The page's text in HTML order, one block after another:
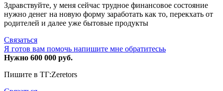
Здравствуйте, у меня сейчас трудное финансовое состояние
нужно денег на новую форму заработать как то, перекхать от
родителей и далее уже бытовые продукты
Связаться
Я готов вам помочь напишите мне обратитесьь
Нужно 600 000 руб.
Пишите в ТГ:Zeretors